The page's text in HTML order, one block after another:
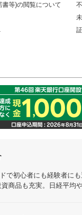
等)の閲覧について
で初心者にも経験者に
商品も充実。日経平均